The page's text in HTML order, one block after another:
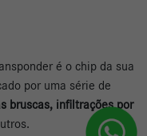
é o chip da sua
por uma série de
bruscas, infiltrações por